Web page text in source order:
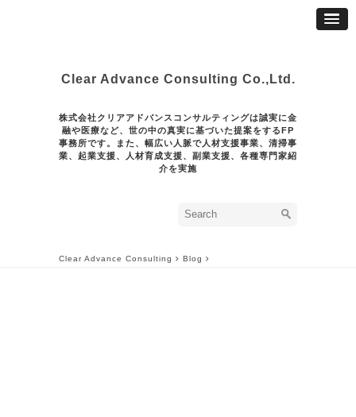
Clear Advance Consulting Co.,Ltd.
株式会社クリアアドバンスコンサルティングは誠実に金
融や医療など、世の中の真実に基づいた提案をするFP
事務所です。また、幅広い人脈で人材支援事業、清掃事
業、起業支援、人材育成支援、副業支援、各種専門家紹
介を実施
Clear Advance Consulting Blog